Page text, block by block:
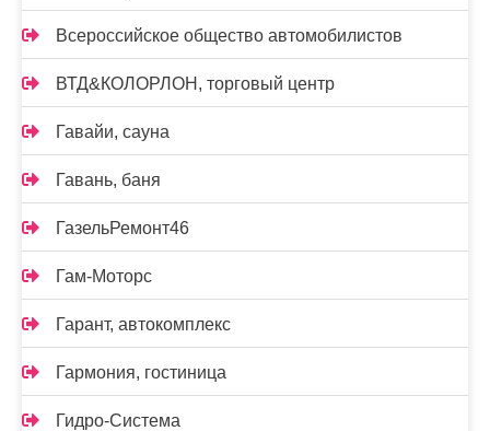
Всероссийское общество автомобилистов
ВТД&КОЛОРЛОН, торговый центр
Гавайи, сауна
Гавань, баня
ГазельРемонт46
Гам-Моторс
Гарант, автокомплекс
Гармония, гостиница
Гидро-Система